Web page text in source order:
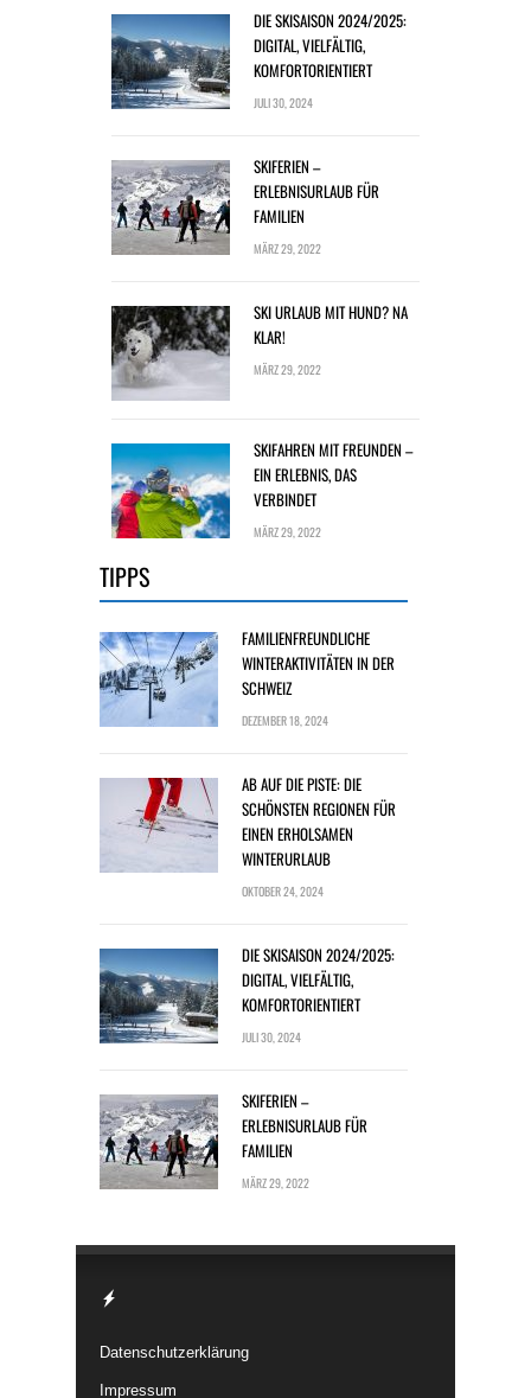
DIE SKISAISON 2024/2025:
DIGITAL, VIELFÄLTIG,
KOMFORTORIENTIERT
JULI 30, 2024
SKIFERIEN –
ERLEBNISURLAUB FÜR
FAMILIEN
MÄRZ 29, 2022
SKI URLAUB MIT HUND? NA
KLAR!
MÄRZ 29, 2022
SKIFAHREN MIT FREUNDEN –
EIN ERLEBNIS, DAS
VERBINDET
MÄRZ 29, 2022
TIPPS
FAMILIENFREUNDLICHE
WINTERAKTIVITÄTEN IN DER
SCHWEIZ
DEZEMBER 18, 2024
AB AUF DIE PISTE: DIE
SCHÖNSTEN REGIONEN FÜR
EINEN ERHOLSAMEN
WINTERURLAUB
OKTOBER 24, 2024
DIE SKISAISON 2024/2025:
DIGITAL, VIELFÄLTIG,
KOMFORTORIENTIERT
JULI 30, 2024
SKIFERIEN –
ERLEBNISURLAUB FÜR
FAMILIEN
MÄRZ 29, 2022
Datenschutzerklärung
Impressum